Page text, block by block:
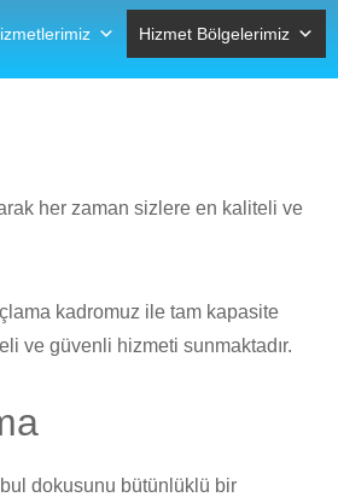
Hizmet Bölgelerimiz
Adalar Böcek ilaçlama
her zaman sizlere en kaliteli ve
kadromuz ile tam kapasite
ve güvenli hizmeti sunmaktadır.
dokusunu bütünlüklü bir